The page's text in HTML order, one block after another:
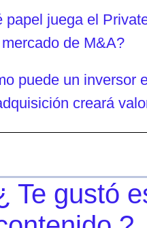
papel juega el
de M&A?
puede un inversor
creará
Te gustó